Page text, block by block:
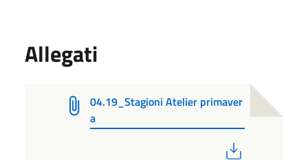
Allegati
04.19_Stagioni Atelier primaver
a